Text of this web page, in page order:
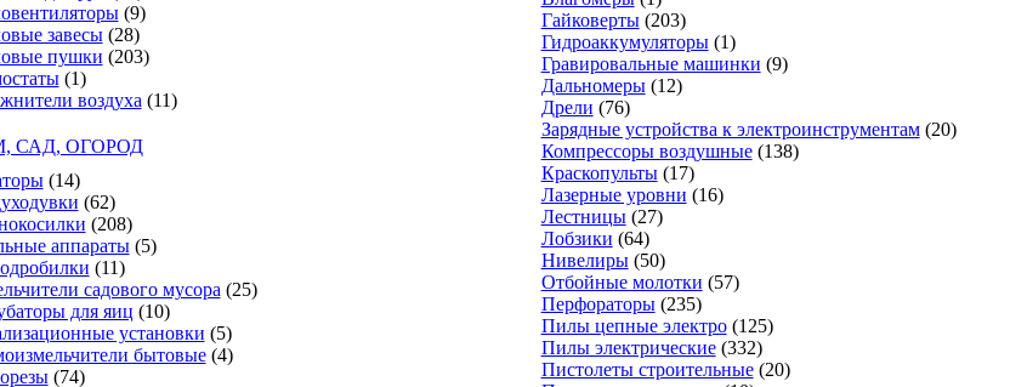
(9)
завесы (28)
пушки (203)
(1)
воздуха (11)
САД, ОГОРОД
(14)
(62)
(208)
аппараты (5)
(11)
садового мусора (25)
для яиц (10)
установки (5)
бытовые (4)
(74)
Гайковерты (203)
Гидроаккумуляторы (1)
Гравировальные машинки (9)
Дальномеры (12)
Дрели (76)
Зарядные устройства к электроинструментам (20)
Компрессоры воздушные (138)
Краскопульты (17)
Лазерные уровни (16)
Лестницы (27)
Лобзики (64)
Нивелиры (50)
Отбойные молотки (57)
Перфораторы (235)
Пилы цепные электро (125)
Пилы электрические (332)
Пистолеты строительные (20)